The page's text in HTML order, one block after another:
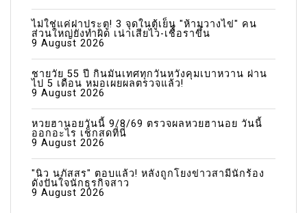
ไม่ใช่แค่ฝาประตู! 3 จุดในตู้เย็น "ห้ามวางไข่" คน
ส่วนใหญ่ยังทำผิด เน่าเสียไว-เชื้อราขึ้น
9 August 2026
ชายวัย 55 ปี กินมันเทศทุกวันหวังคุมเบาหวาน ผ่าน
ไป 5 เดือน หมอเผยผลตรวจแล้ว!
9 August 2026
หวยฮานอยวันนี้ 9/8/69 ตรวจผลหวยฮานอย วันนี้
ออกอะไร เช็กสดที่นี่
9 August 2026
"นิว นภัสสร" ตอบแล้ว! หลังถูกโยงข่าวสามีนักร้อง
ดังปันใจนักธุรกิจสาว
9 August 2026